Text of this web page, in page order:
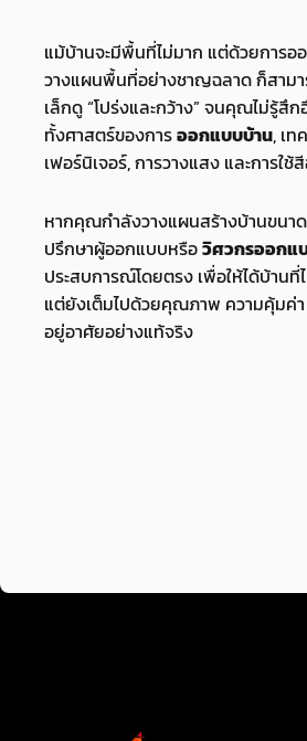
แม้บ้านจะมีพื้นที่ไม่มาก แต่ด้วยการอ
วางแผนพื้นที่อย่างชาญฉลาด ก็สามา
เล็กดู “โปร่งและกว้าง” จนคุณไม่รู้สึ
ทั้งศาสตร์ของการออกแบบบ้าน, เท
เฟอร์นิเจอร์, การวางแสง และการใช้
หากคุณกำลังวางแผนสร้างบ้านขนาด
ปรึกษาผู้ออกแบบหรือวิศวกรออกแ
ประสบการณ์โดยตรง เพื่อให้ได้บ้าน
แต่ยังเต็มไปด้วยคุณภาพ ความคุ้มค่า
อยู่อาศัยอย่างแท้จริง